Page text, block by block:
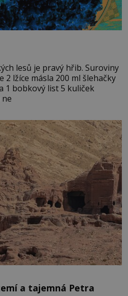
je pravý hřib. Suroviny
2 lžíce másla 200 ml šlehačky
1 bobkový list 5 kuliček
a tajemná Petra